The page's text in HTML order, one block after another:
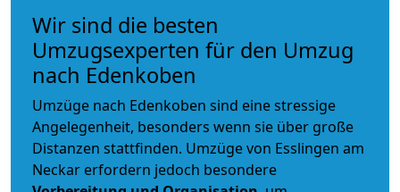
Wir sind die besten
Umzugsexperten für den Umzug
nach Edenkoben
Umzüge nach Edenkoben sind eine stressige
Angelegenheit, besonders wenn sie über große
Distanzen stattfinden. Umzüge von Esslingen am
Neckar erfordern jedoch besondere